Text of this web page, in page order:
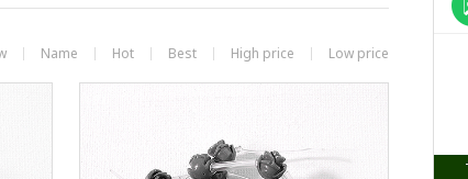
Name Hot Best High price Low price